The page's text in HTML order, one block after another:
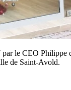
le CEO
de Saint-Avold.